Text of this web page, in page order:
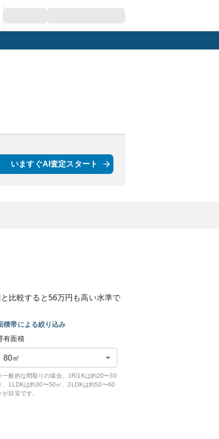
いますぐAI査定スタート
比較すると56万円も高い水準で
積帯による絞り込み
有面積
80㎡
般的な間取りの場合、1R/1Kは約20〜30
、1LDKは約30〜50㎡、2LDKは約50〜60
が目安です。